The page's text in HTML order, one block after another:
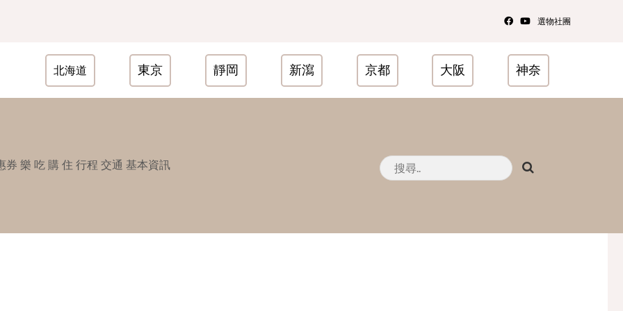
選物社團
北海道 東京 靜岡 新瀉 京都 大阪 神奈
券 樂 吃 購 住 行程 交通 基本資訊